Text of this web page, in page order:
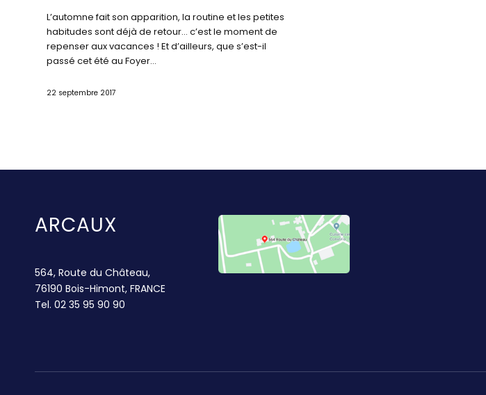
L’automne fait son apparition, la routine et les petites
habitudes sont déjà de retour… c’est le moment de
repenser aux vacances ! Et d’ailleurs, que s’est-il
passé cet été au Foyer…
22 septembre 2017
ARCAUX
564, Route du Château,
76190 Bois-Himont, FRANCE
Tel. 02 35 95 90 90